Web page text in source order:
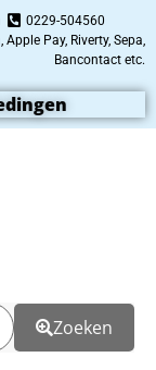
0229-504560
Pay, Riverty, Sepa,
Bancontact etc.
Zoeken